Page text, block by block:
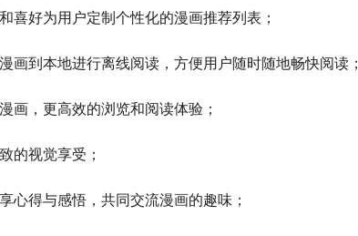
喜好为用户定制个性化的漫画推荐列表；
画到本地进行离线阅读，方便用户随时随地畅快阅读；
画，更高效的浏览和阅读体验；
的视觉享受；
心得与感悟，共同交流漫画的趣味；